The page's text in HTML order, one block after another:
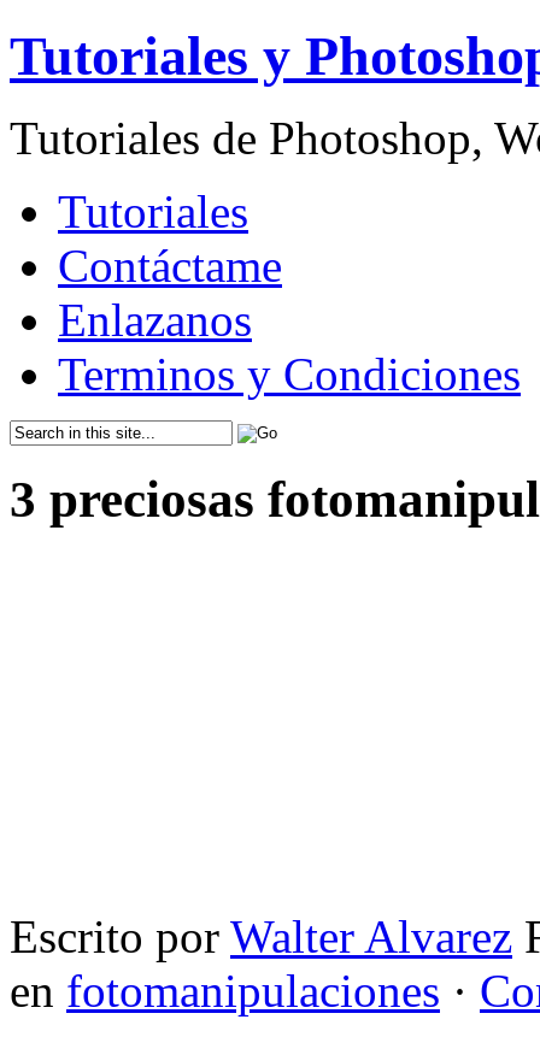
Tutoriales y
Tutoriales de Photoshop,
Tutoriales
Contáctame
Enlazanos
Terminos y Condiciones
3 preciosas
Escrito por Walter Alvarez
en fotomanipulaciones ·